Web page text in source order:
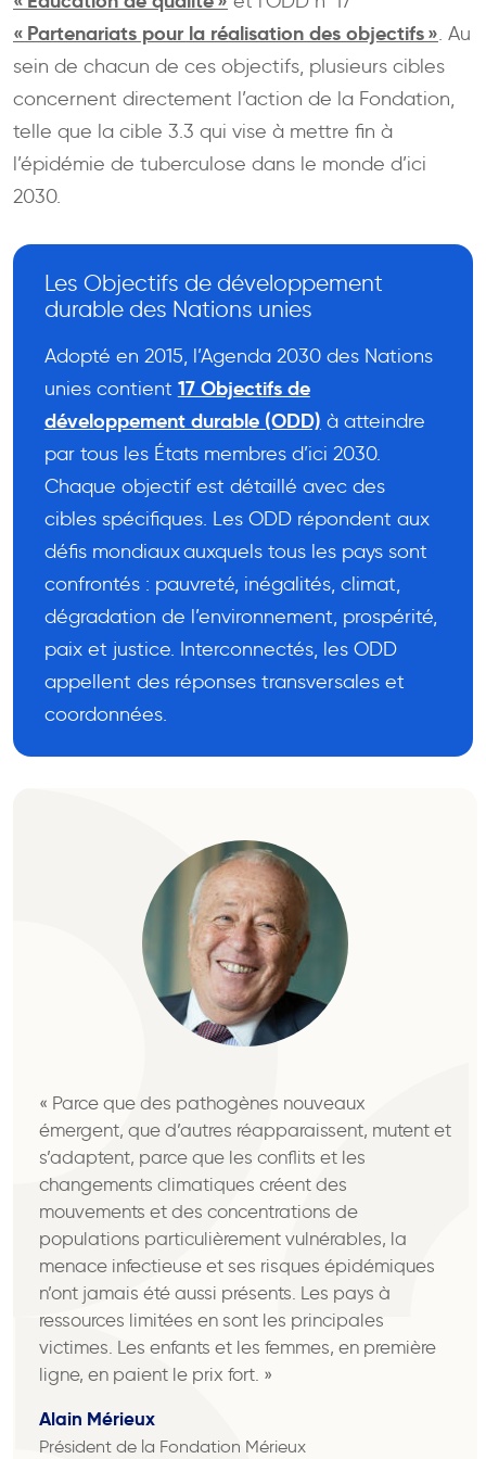
« Partenariats pour la réalisation des objectifs ». Au
sein de chacun de ces objectifs, plusieurs cibles
concernent directement l’action de la Fondation,
telle que la cible 3.3 qui vise à mettre fin à
l’épidémie de tuberculose dans le monde d’ici
2030.
Les Objectifs de développement
durable des Nations unies
Adopté en 2015, l’Agenda 2030 des Nations
unies contient 17 Objectifs de
développement durable (ODD) à atteindre
par tous les États membres d’ici 2030.
Chaque objectif est détaillé avec des
cibles spécifiques. Les ODD répondent aux
défis mondiaux auxquels tous les pays sont
confrontés : pauvreté, inégalités, climat,
dégradation de l’environnement, prospérité,
paix et justice. Interconnectés, les ODD
appellent des réponses transversales et
coordonnées.
« Parce que des pathogènes nouveaux
émergent, que d’autres réapparaissent, mutent et
s’adaptent, parce que les conflits et les
changements climatiques créent des
mouvements et des concentrations de
populations particulièrement vulnérables, la
menace infectieuse et ses risques épidémiques
n’ont jamais été aussi présents. Les pays à
ressources limitées en sont les principales
victimes. Les enfants et les femmes, en première
ligne, en paient le prix fort. »
Alain Mérieux
Président de la Fondation Mérieux